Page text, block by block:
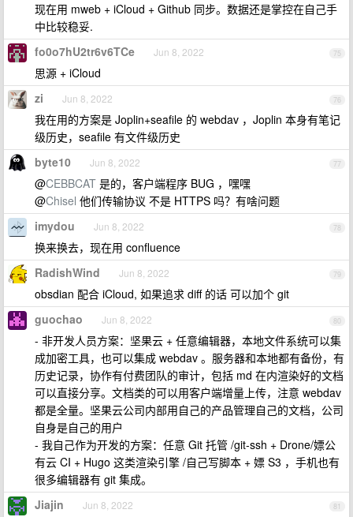
现在用 mweb + iCloud + Github 同步。数据还是掌控在自己手
中比较稳妥.
75
fo0o7hU2tr6v6TCe Jun 8, 2022
思源 + iCloud
76
zi Jun 8, 2022
我在用的方案是 Joplin+seafile 的 webdav ，Joplin 本身有笔记
级历史，seafile 有文件级历史
77
byte10 Jun 8, 2022
@CEBBCAT 是的，客户端程序 BUG ，嘿嘿
@Chisel 他们传输协议 不是 HTTPS 吗？有啥问题
78
imydou Jun 8, 2022
换来换去，现在用 confluence
79
RadishWind Jun 8, 2022
obsdian 配合 iCloud, 如果追求 diff 的话 可以加个 git
80
guochao Jun 8, 2022
- 非开发人员方案：坚果云 + 任意编辑器，本地文件系统可以集
成加密工具，也可以集成 webdav 。服务器和本地都有备份，有
历史记录，协作有付费团队的审计，包括 md 在内渲染好的文档
可以直接分享。文档类的可以用客户端增量上传，注意 webdav
都是全量。坚果云公司内部用自己的产品管理自己的文档，公司
自身是自己的用户
- 我自己作为开发的方案：任意 Git 托管 /git-ssh + Drone/嫖公
有云 CI + Hugo 这类渲染引擎 /自己写脚本 + 嫖 S3 ，手机也有
很多编辑器有 git 集成。
81
Jiajin Jun 8, 2022